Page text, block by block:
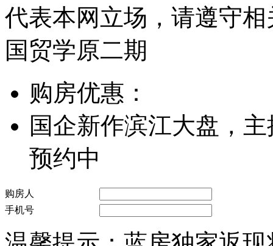
代表本网立场，请遵守
国贸学原二期
购房优惠：
国企新作滨江大盘，
预约中
购房人
手机号